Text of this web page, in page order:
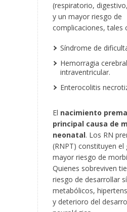
(respiratorio,
y un mayor riesgo de
complicaciones, tales
Síndrome de
Hemorragia
intraventricular.
Enterocolitis
El nacimiento
principal causa de
neonatal. Los RN
(RNPT) constituyen el
mayor riesgo de
Quienes sobreviven
riesgo de desarrollar
metabólicos,
y deterioro del